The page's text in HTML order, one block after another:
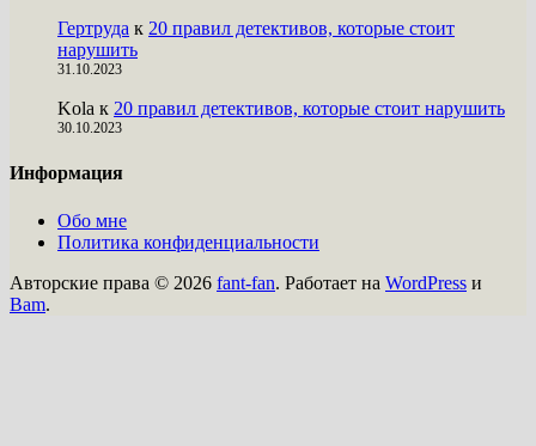
Гертруда к 20 правил детективов, которые стоит
нарушить
31.10.2023
Kola к 20 правил детективов, которые стоит нарушить
30.10.2023
Информация
Обо мне
Политика конфиденциальности
Авторские права © 2026 fant-fan. Работает на WordPress и
Bam.